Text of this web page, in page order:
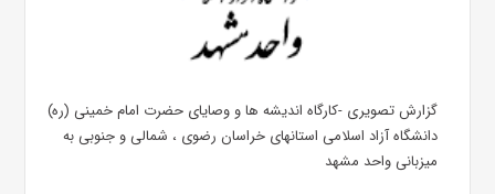
گزارش تصویری -کارگاه اندیشه ها و وصایای حضرت امام خمینی (ره)
دانشگاه آزاد اسلامی استانهای خراسان رضوی ، شمالی و جنوبی به
میزبانی واحد مشهد